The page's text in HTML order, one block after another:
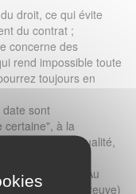
droit, ce qui évite
du contrat ;
concerne des
rend impossible toute
toujours en
date sont
certaine", à la
avoir cette qualité,
à lui-même. Au
(valeur de preuve)